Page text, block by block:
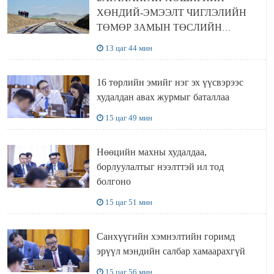
ХӨНДИЙ-ЭМЭЭЛТ ЧИГЛЭЛИЙН
ТӨМӨР ЗАМЫН ТӨСЛИЙН
БҮТЭЭН БАЙГУУЛАЛТ
ЭРЧИМЖИЖ БАЙНА
13 цаг 44 мин
16 төрлийн эмийг нэг эх үүсвэрээс
худалдан авах журмыг баталлаа
15 цаг 49 мин
Нөөцийн махны худалдаа,
борлуулалтыг нээлттэй ил тод
болгоно
15 цаг 51 мин
Санхүүгийн хэмнэлтийн горимд
эрүүл мэндийн салбар хамаарахгүй
15 цаг 56 мин